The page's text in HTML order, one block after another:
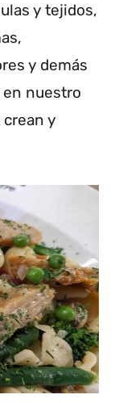
y tejidos,
y demás
nuestro
y